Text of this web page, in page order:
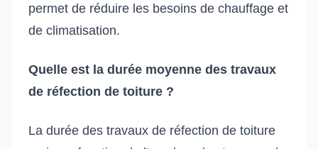
permet de réduire les besoins de chauffage et
de climatisation.
Quelle est la durée moyenne des travaux
de réfection de toiture ?
La durée des travaux de réfection de toiture